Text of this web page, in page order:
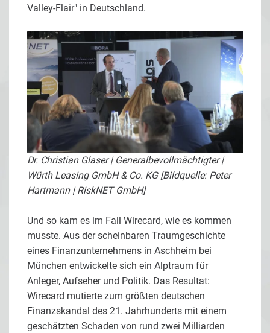
Valley-Flair" in Deutschland.
Dr. Christian Glaser | Generalbevollmächtigter |
Würth Leasing GmbH & Co. KG [Bildquelle: Peter
Hartmann | RiskNET GmbH]
Und so kam es im Fall Wirecard, wie es kommen
musste. Aus der scheinbaren Traumgeschichte
eines Finanzunternehmens in Aschheim bei
München entwickelte sich ein Alptraum für
Anleger, Aufseher und Politik. Das Resultat:
Wirecard mutierte zum größten deutschen
Finanzskandal des 21. Jahrhunderts mit einem
geschätzten Schaden von rund zwei Milliarden